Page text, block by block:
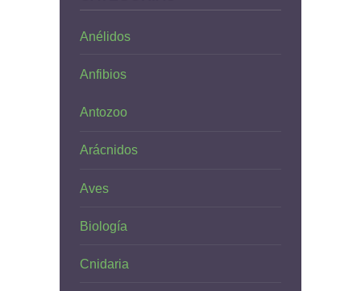
Anélidos
Anfibios
Antozoo
Arácnidos
Aves
Biología
Cnidaria